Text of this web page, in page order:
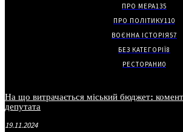
ПРО МЕРА135
ПРО ПОЛІТИКУ110
ВОЄННА ІСТОРІЯ57
БЕЗ КАТЕГОРІЇ8
РЕСТОРАНИ0
На що витрачається міський бюджет:
депутата
19.11.2024